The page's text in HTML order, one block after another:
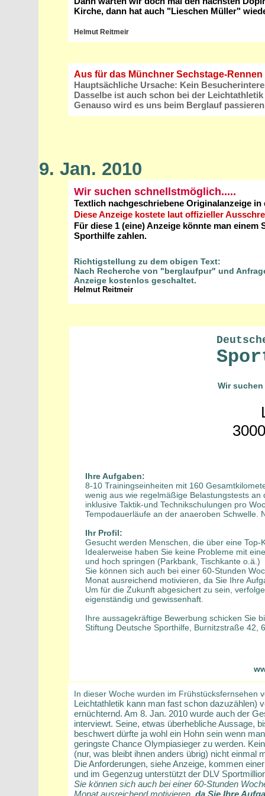
Kirche, dann hat auch "Lieschen Müller"
Helmut Reitmeir
Aus für das Münchner Sechstage-Rennen
Hauptsächliche Ursache: Kein
Dasselbe ist auch schon bei der
Genauso wird es uns beim Berglauf
9. Jan. 2010
Wir suchen schnellstmöglich.....
Textlich nachgeschriebene Originalanzeige
Diese Anzeige kostete laut offizieller
Für diese 1 (eine) Anzeige könnte man
Sporthilfe zahlen.
Richtigstellung zu dem obigen Text:
Nach Recherche von "berglaufpur" und
Anzeige kostenlos geschaltet.
Helmut Reitmeir
Wir
Ihre Aufgaben:
8-10 Trainingseinheiten mit 160
wenig aus wie regelmäßige Belastungstests
inklusive Taktik-und Technikschulungen pro
Tempodauerläufe an der anaeroben Schwelle.
Ihr Profil:
Gesucht werden Menschen, die über eine
Idealerweise haben Sie keine Probleme mit
und hoch springen (Parkbank, Tischkante o.ä.)
Sie können sich auch bei einer 60-Stunden
Monat ausreichend motivieren, da Sie Ihre
Um für die Zukunft abgesichert zu sein,
eigenständig und gewissenhaft.
Ihre aussagekräftige Bewerbung schicken Sie
Stiftung Deutsche Sporthilfe, Burnitzstraße 42,
In dieser Woche wurden im Frühstücksfernsehen
Leichtathletik kann man fast schon dazuzählen)
ernüchternd. Am 8. Jan. 2010 wurde auch der
interviewt. Seine, etwas überhebliche Aussage,
beschwert dürfte ja wohl ein Hohn sein wenn
geringste Chance Olympiasieger zu werden.
(nur, was bleibt ihnen anders übrig) nicht einmal
Die Anforderungen, siehe Anzeige, kommen
und im Gegenzug unterstützt der DLV
Sie können sich auch bei einer 60-Stunden
Monat ausreichend motivieren, da Sie Ihre